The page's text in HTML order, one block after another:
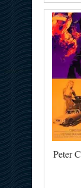
Peter